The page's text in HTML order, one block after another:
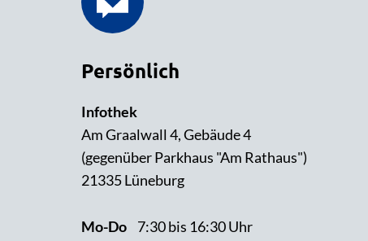
Persönlich
Infothek
Am Graalwall 4, Gebäude 4
(gegenüber Parkhaus "Am Rathaus")
21335 Lüneburg
Mo-Do
7:30 bis 16:30 Uhr